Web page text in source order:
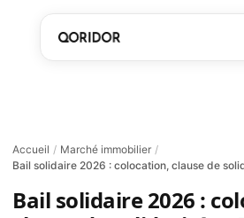
Accueil / Marché immobilier /
Bail solidaire 2026 : colocation, clause de
Bail solidaire 2026 :